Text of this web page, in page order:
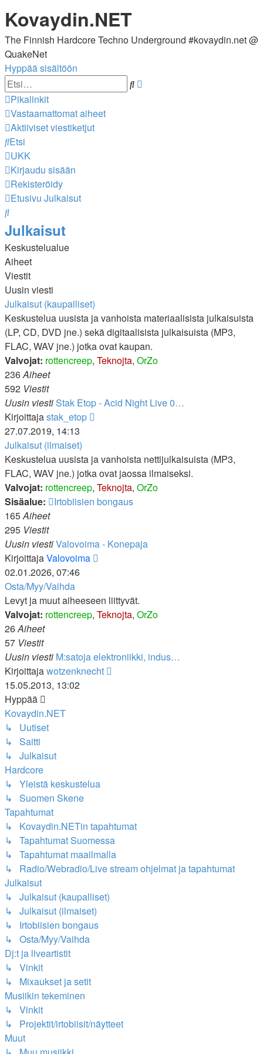
Kovaydin.NET
The Finnish Hardcore Techno Underground #kovaydin.net @
QuakeNet
Hyppää sisältöön
Etsi
Pikalinkit
Vastaamattomat aiheet
Aktiiviset viestiketjut
Etsi
UKK
Kirjaudu sisään
Rekisteröidy
Etusivu Julkaisut
Etsi
Julkaisut
Keskustelualue
Aiheet
Viestit
Uusin viesti
Julkaisut (kaupalliset)
Keskustelua uusista ja vanhoista materiaalisista julkaisuista
(LP, CD, DVD jne.) sekä digitaalisista julkaisuista (MP3,
FLAC, WAV jne.) jotka ovat kaupan.
Valvojat: rottencreep, Teknojta, OrZo
236Aiheet
592 Viestit
Uusin viestiStak Etop - Acid Night Live 0…
Kirjoittajastak_etop
27.07.2019, 14:13
Julkaisut (ilmaiset)
Keskustelua uusista ja vanhoista nettijulkaisuista (MP3,
FLAC, WAV jne.) jotka ovat jaossa ilmaiseksi.
Valvojat: rottencreep, Teknojta, OrZo
Sisäalue:
Irtobiisien bongaus
165Aiheet
295 Viestit
Uusin viestiValovoima - Konepaja
KirjoittajaValovoima
02.01.2026, 07:46
Osta/Myy/Vaihda
Levyt ja muut aiheeseen liittyvät.
Valvojat: rottencreep, Teknojta, OrZo
26Aiheet
57 Viestit
Uusin viesti M:satoja elektroniikki, indus…
Kirjoittajawotzenknecht
15.05.2013, 13:02
Hyppää
Kovaydin.NET
↳ Uutiset
↳ Saitti
↳ Julkaisut
Hardcore
↳ Yleistä keskustelua
↳ Suomen Skene
Tapahtumat
↳ Kovaydin.NETin tapahtumat
↳ Tapahtumat Suomessa
↳ Tapahtumat maailmalla
↳ Radio/Webradio/Live stream ohjelmat ja tapahtumat
Julkaisut
↳ Julkaisut (kaupalliset)
↳ Julkaisut (ilmaiset)
↳ Irtobiisien bongaus
↳ Osta/Myy/Vaihda
Dj:t ja liveartistit
↳ Vinkit
↳ Mixaukset ja setit
Musiikin tekeminen
↳ Vinkit
↳ Projektit/irtobiisit/näytteet
Muut